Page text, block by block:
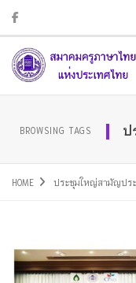
BROWSING TAGS ป
HOME ประชุมใหญ่สามัญป